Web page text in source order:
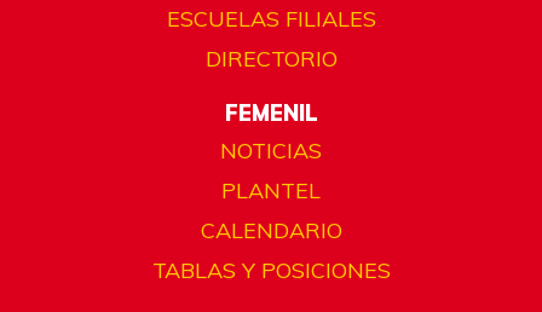
ESCUELAS FILIALES
DIRECTORIO
FEMENIL
NOTICIAS
PLANTEL
CALENDARIO
TABLAS Y POSICIONES